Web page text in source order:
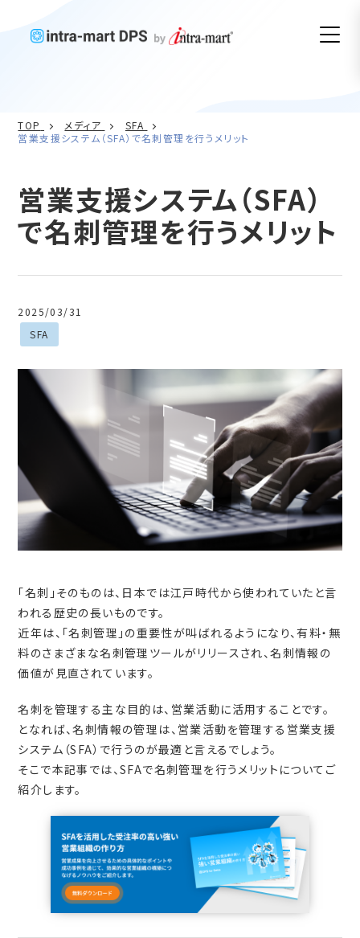
TOP メディア
SFA
営業支援システム（SFA）で名刺管理を行うメリット
営業支援システム（SFA）
で名刺管理を行うメリット
2025/03/31
SFA
「名刺」そのものは、日本では江戸時代から使われていたと言
われる歴史の長いものです。
近年は、「名刺管理」の重要性が叫ばれるようになり、有料・無
料のさまざまな名刺管理ツールがリリースされ、名刺情報の
価値が見直されています。
名刺を管理する主な目的は、営業活動に活用することです。
となれば、名刺情報の管理は、営業活動を管理する営業支援
システム（SFA）で行うのが最適と言えるでしょう。
そこで本記事では、SFAで名刺管理を行うメリットについてご
紹介します。